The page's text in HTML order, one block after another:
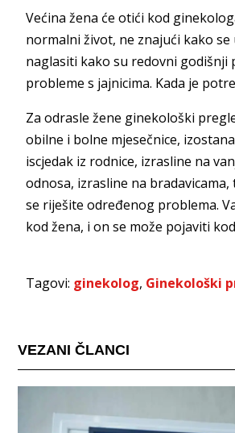
Većina žena će otići kod
normalni život, ne znajući kako
naglasiti kako su redovni
probleme s jajnicima. Kada je
Za odrasle žene ginekološki
obilne i bolne mjesečnice,
iscjedak iz rodnice, izrasline na
odnosa, izrasline na
se riješite određenog problema.
kod žena, i on se može pojaviti
Tagovi: ginekolog, Ginekološki
VEZANI ČLANCI